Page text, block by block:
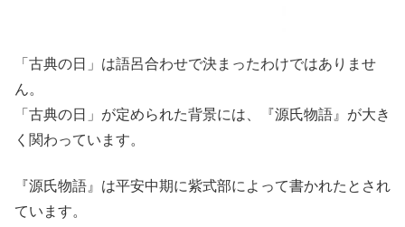
「古典の日」は語呂合わせで決まったわけではありませ
ん。
「古典の日」が定められた背景には、『源氏物語』が大き
く関わっています。
『源氏物語』は平安中期に紫式部によって書かれたとされ
ています。